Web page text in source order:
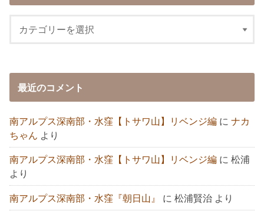
最近のコメント
南アルプス深南部・水窪【トサワ山】リベンジ編 にナカ
ちゃん より
南アルプス深南部・水窪【トサワ山】リベンジ編 に松浦
より
南アルプス深南部・水窪『朝日山』 に松浦賢治 より